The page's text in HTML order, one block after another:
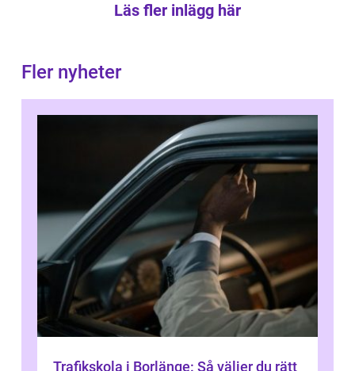
Läs fler inlägg här
Fler nyheter
Trafikskola i Borlänge: Så väljer du rätt